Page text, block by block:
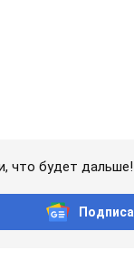
что будет дальше!